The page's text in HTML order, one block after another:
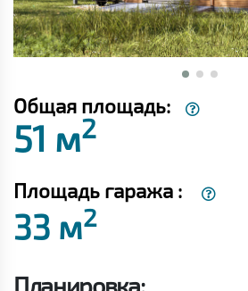
Общая площадь:
51 м2
Площадь гаража :
33 м2
Планировка: